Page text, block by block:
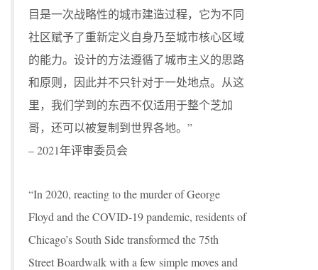
目是一次战略性的城市建造过程，它为不同
社区赋予了重新定义自身乃至城市核心区域
的能力。设计的方法遵循了城市主义的思路
和原则，因此并不只针对于一处地点。从这
里，我们学到的东西不仅适用于整个芝加
哥，还可以被复制到世界各地。”
– 2021年评审委员会
“In 2020, reacting to the murder of George
Floyd and the COVID-19 pandemic, residents of
Chicago’s South Side transformed the 75th
Street Boardwalk with a few simple moves and